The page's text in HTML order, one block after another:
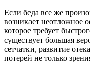
Если беда все же
возникает неотложное
которое требует
существует большая
сетчатки, развитие
потерей не только